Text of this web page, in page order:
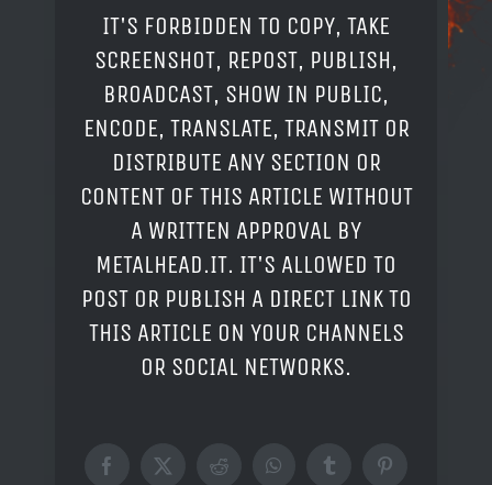
IT'S FORBIDDEN TO COPY, TAKE
SCREENSHOT, REPOST, PUBLISH,
BROADCAST, SHOW IN PUBLIC,
ENCODE, TRANSLATE, TRANSMIT OR
DISTRIBUTE ANY SECTION OR
CONTENT OF THIS ARTICLE WITHOUT
A WRITTEN APPROVAL BY
METALHEAD.IT. IT'S ALLOWED TO
POST OR PUBLISH A DIRECT LINK TO
THIS ARTICLE ON YOUR CHANNELS
OR SOCIAL NETWORKS.
Facebook
X RedditWhatsAppTumblrPinterest